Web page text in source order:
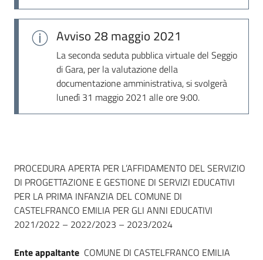
Avviso 28 maggio 2021
La seconda seduta pubblica virtuale del Seggio
di Gara, per la valutazione della
documentazione amministrativa, si svolgerà
lunedì 31 maggio 2021 alle ore 9:00.
Dati del bando
PROCEDURA APERTA PER L’AFFIDAMENTO DEL SERVIZIO
DI PROGETTAZIONE E GESTIONE DI SERVIZI EDUCATIVI
PER LA PRIMA INFANZIA DEL COMUNE DI
CASTELFRANCO EMILIA PER GLI ANNI EDUCATIVI
2021/2022 – 2022/2023 – 2023/2024
Ente appaltante COMUNE DI CASTELFRANCO EMILIA